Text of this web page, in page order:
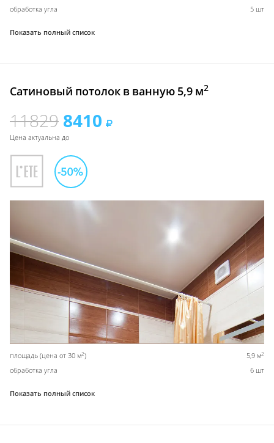
обработка угла 5 шт
Показать полный список
Сатиновый потолок в ванную 5,9 м2
11829 8410
Цена актуальна до
площадь (цена от 30 м2) 5,9 м2
обработка угла 6 шт
Показать полный список